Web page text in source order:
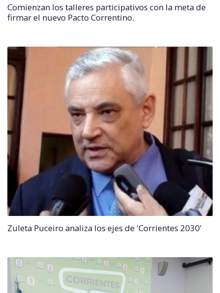
Comienzan los talleres participativos con la meta de
firmar el nuevo Pacto Correntino.
Zuleta Puceiro analiza los ejes de 'Corrientes 2030'